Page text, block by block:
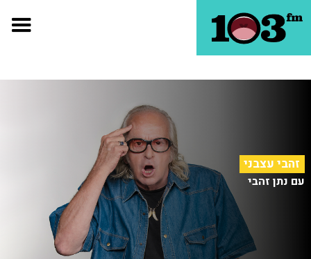
זהבי עצבני
עם נתן זהבי